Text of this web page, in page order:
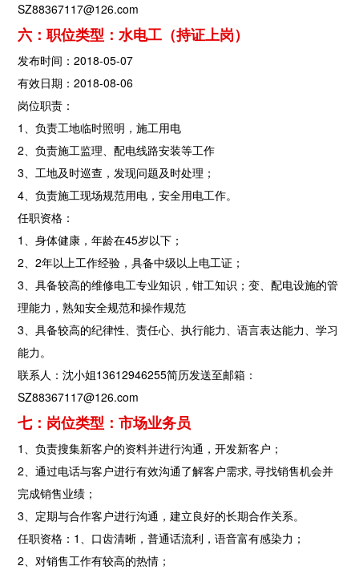
SZ88367117@126.com
六：职位类型：水电工（持证上岗）
发布时间：2018-05-07
有效日期：2018-08-06
岗位职责：
1、负责工地临时照明，施工用电
2、负责施工监理、配电线路安装等工作
3、工地及时巡查，发现问题及时处理；
4、负责施工现场规范用电，安全用电工作。
任职资格：
1、身体健康，年龄在45岁以下；
2、2年以上工作经验，具备中级以上电工证；
3、具备较高的维修电工专业知识，钳工知识；变、配电设施的管
理能力，熟知安全规范和操作规范
3、具备较高的纪律性、责任心、执行能力、语言表达能力、学习
能力。
联系人：沈小姐13612946255简历发送至邮箱：
SZ88367117@126.com
七：岗位类型：市场业务员
1、负责搜集新客户的资料并进行沟通，开发新客户；
2、通过电话与客户进行有效沟通了解客户需求, 寻找销售机会并
完成销售业绩；
3、定期与合作客户进行沟通，建立良好的长期合作关系。
任职资格：1、口齿清晰，普通话流利，语音富有感染力；
2、对销售工作有较高的热情；
复式装修设计_文化公司办公室
在企业形象墙、洽谈区背景墙两侧、开放式办公
区顶部等处，...